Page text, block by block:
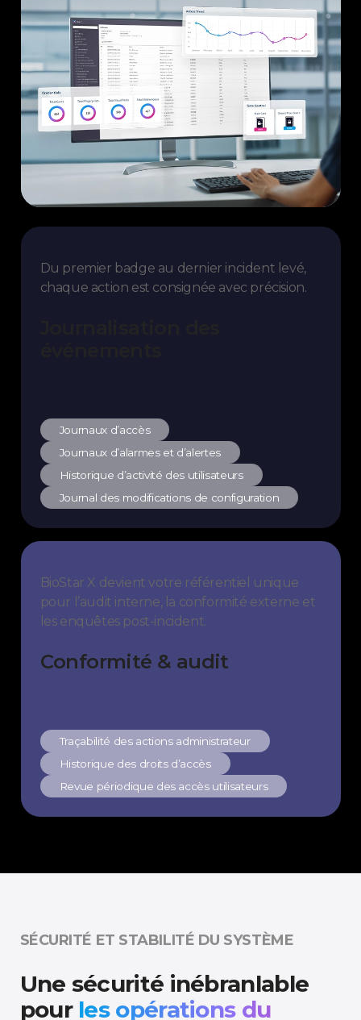
Du premier badge au dernier incident levé,
chaque action est consignée avec précision.
Journaux d’accès
Journaux d’alarmes et d’alertes
Historique d’activité des utilisateurs
Journal des modifications de configuration
BioStar X devient votre référentiel unique
pour l’audit interne, la conformité externe et
les enquêtes post-incident.
Conformité & audit
Traçabilité des actions administrateur
Historique des droits d’accès
Revue périodique des accès utilisateurs
SÉCURITÉ ET STABILITÉ DU SYSTÈME
Une sécurité inébranlable
pour les opérations du